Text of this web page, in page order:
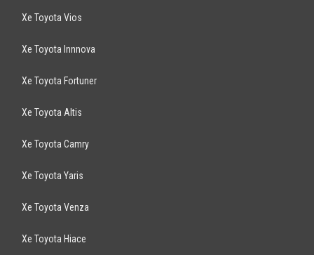
Xe Toyota Vios
Xe Toyota Innnova
Xe Toyota Fortuner
Xe Toyota Altis
Xe Toyota Camry
Xe Toyota Yaris
Xe Toyota Venza
Xe Toyota Hiace